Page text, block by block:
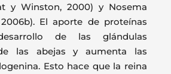
y Winston, 2000) y Nosema
El aporte de proteínas
de las glándulas
las abejas y aumenta las
Esto hace que la reina